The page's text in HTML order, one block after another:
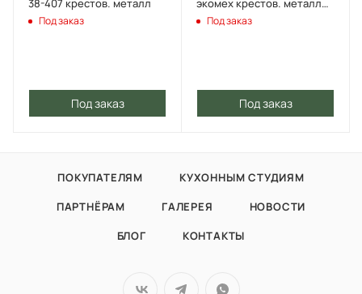
38-407 крестов. металл
Под заказ
Под заказ
экомех крестов. металл
черный
Под заказ
Под заказ
ПОКУПАТЕЛЯМ
КУХОННЫМ СТУДИЯМ
ПАРТНЁРАМ
ГАЛЕРЕЯ
НОВОСТИ
БЛОГ
КОНТАКТЫ